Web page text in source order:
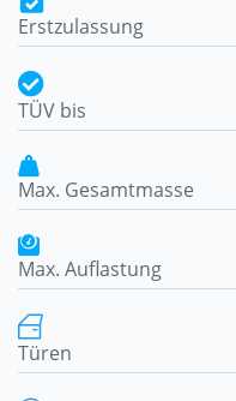
Erstzulassung
TÜV bis
Max. Gesamtmasse
Max. Auflastung
Türen